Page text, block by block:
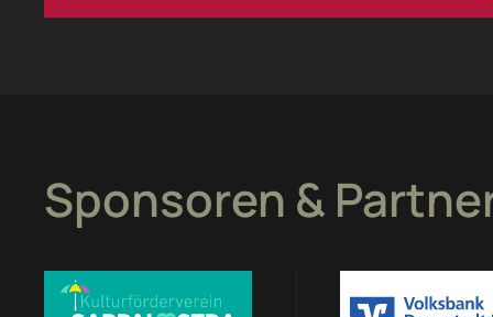
Sponsoren &